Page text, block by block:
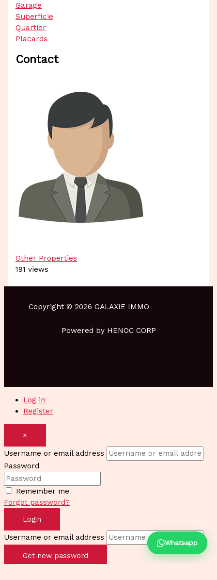
Garage
Superficie
Quartier
Placards
Contact
Other Properties
191 views
Copyright © 2026 GALAXIE IMMO
Powered by HENOC CORP
Whatsapp
Log in
Register
×
Username or email address
Password
Remember me
Forgot password?
Login
Username or email address
Get new password